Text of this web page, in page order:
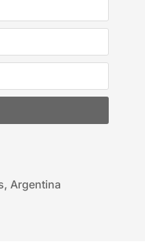
PRESENCIAL
el ojo de la